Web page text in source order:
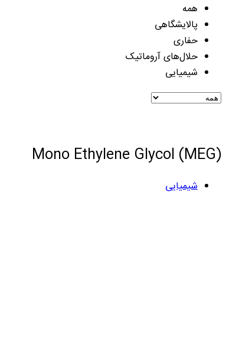
همه
پالایشگاهی
حفاری
حلال‌های آروماتیک
شیمیایی
Mono Ethylene Glycol (MEG)
شیمیایی